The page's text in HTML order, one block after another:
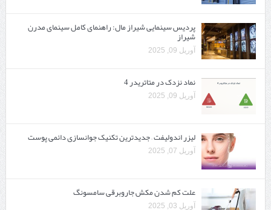
پردیس سینمایی شیراز مال: راهنمای کامل سینمای مدرن
شیراز
آوریل 09, 2025
نماد نزدک در متاتریدر 4
آوریل 09, 2025
لیزر اندولیفت – جدیدترین تکنیک جوانسازی دائمی پوست
آوریل 07, 2025
علت کم شدن مکش جاروبرقی سامسونگ
آوریل 03, 2025